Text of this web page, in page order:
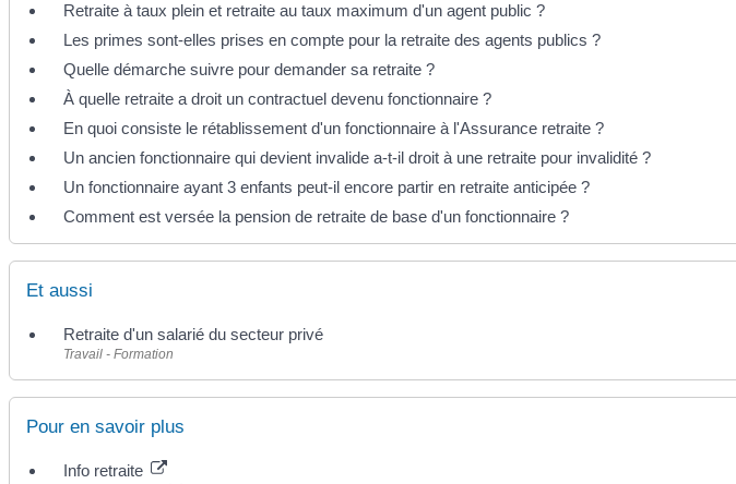
Retraite à taux plein et retraite au taux maximum d'un agent public ?
Les primes sont-elles prises en compte pour la retraite des agents publics ?
Quelle démarche suivre pour demander sa retraite ?
À quelle retraite a droit un contractuel devenu fonctionnaire ?
En quoi consiste le rétablissement d'un fonctionnaire à l'Assurance retraite ?
Un ancien fonctionnaire qui devient invalide a-t-il droit à une retraite pour invalidité ?
Un fonctionnaire ayant 3 enfants peut-il encore partir en retraite anticipée ?
Comment est versée la pension de retraite de base d'un fonctionnaire ?
Et aussi
Retraite d'un salarié du secteur privé
Travail - Formation
Pour en savoir plus
Info retraite